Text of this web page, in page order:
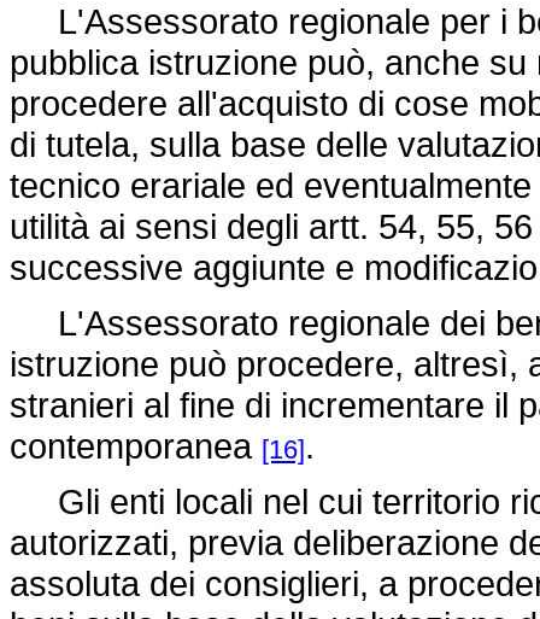
L'Assessorato regionale per i
pubblica istruzione può, anche
procedere all'acquisto di cose
di tutela, sulla base delle
tecnico erariale ed
utilità ai sensi degli artt. 54, 55,
successive aggiunte e
L'Assessorato regionale dei
istruzione può procedere, altresì,
stranieri al fine di incrementare il
contemporanea [16].
Gli enti locali nel cui territorio
autorizzati, previa deliberazione
assoluta dei consiglieri, a